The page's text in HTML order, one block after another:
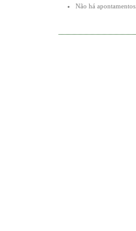
Não há apontamentos.